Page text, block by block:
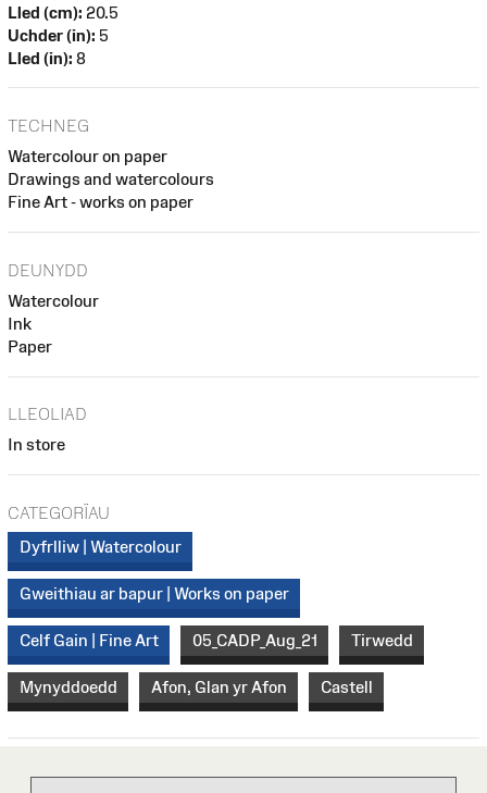
Lled (cm): 20.5
Uchder (in): 5
Lled (in): 8
TECHNEG
Watercolour on paper
Drawings and watercolours
Fine Art - works on paper
DEUNYDD
Watercolour
Ink
Paper
LLEOLIAD
In store
CATEGORÏAU
Dyfrlliw | Watercolour
Gweithiau ar bapur | Works on paper
Celf Gain | Fine Art 05_CADP_Aug_21 Tirwedd
Mynyddoedd Afon, Glan yr Afon Castell